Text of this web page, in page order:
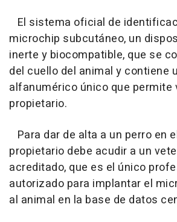
El sistema oficial de
microchip subcutáneo, un
inerte y biocompatible, que se
del cuello del animal y contiene
alfanumérico único que permite
propietario.
Para dar de alta a un perro en
propietario debe acudir a un
acreditado, que es el único
autorizado para implantar el
al animal en la base de datos